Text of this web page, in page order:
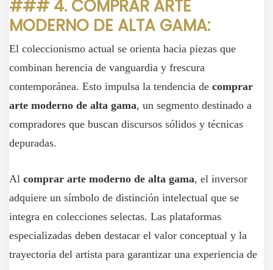
### 4. COMPRAR ARTE
MODERNO DE ALTA GAMA:
El coleccionismo actual se orienta hacia piezas que
combinan herencia de vanguardia y frescura
contemporánea. Esto impulsa la tendencia de comprar
arte moderno de alta gama, un segmento destinado a
compradores que buscan discursos sólidos y técnicas
depuradas.
Al comprar arte moderno de alta gama, el inversor
adquiere un símbolo de distinción intelectual que se
integra en colecciones selectas. Las plataformas
especializadas deben destacar el valor conceptual y la
trayectoria del artista para garantizar una experiencia de